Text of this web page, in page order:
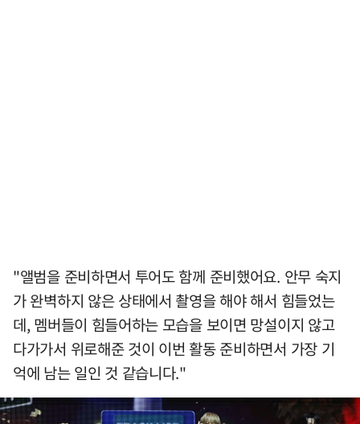
"앨범을 준비하면서 투어도 함께 준비했어요. 안무 숙지
가 완벽하지 않은 상태에서 촬영을 해야 해서 힘들었는
데, 멤버들이 힘들어하는 모습을 보이면 망설이지 않고
다가가서 위로해준 것이 이번 활동 준비하면서 가장 기
억에 남는 일인 것 같습니다."